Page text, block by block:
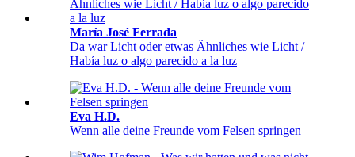
María José Ferrada
Da war Licht oder etwas Ähnliches wie Licht /
Había luz o algo parecido a la luz
Eva H.D.
Wenn alle deine Freunde vom Felsen springen